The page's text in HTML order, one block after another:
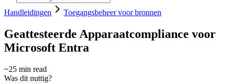
Handleidingen Toegangsbeheer voor bronnen
Geattesteerde Apparaatcompliance voor
Microsoft Entra
~25 min read
Was dit nuttig?